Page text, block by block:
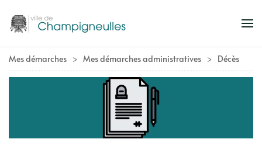
Accéder au contenu principal
Mes démarches Mes démarches administratives Décès